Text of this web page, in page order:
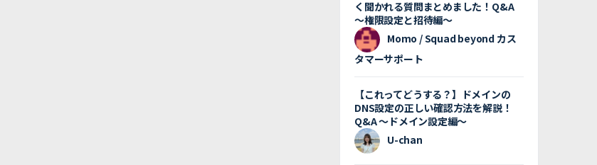
く聞かれる質問まとめました！Q&A
〜権限設定と招待編〜
Momo / Squad beyond カス
タマーサポート
【これってどうする？】ドメインの
DNS設定の正しい確認方法を解説！
Q&A 〜ドメイン設定編〜
U-chan